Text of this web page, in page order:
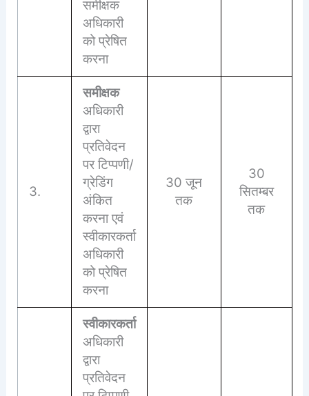
समीक्षक
अधिकारी
को प्रेषित
करना
3.
समीक्षक
अधिकारी
द्वारा
प्रतिवेदन
पर टिप्पणी/
ग्रेडिंग
अंकित
करना एवं
स्वीकारकर्ता
अधिकारी
को प्रेषित
करना
30 जून
तक
30
सितम्बर
तक
स्वीकारकर्ता
अधिकारी
द्वारा
प्रतिवेदन